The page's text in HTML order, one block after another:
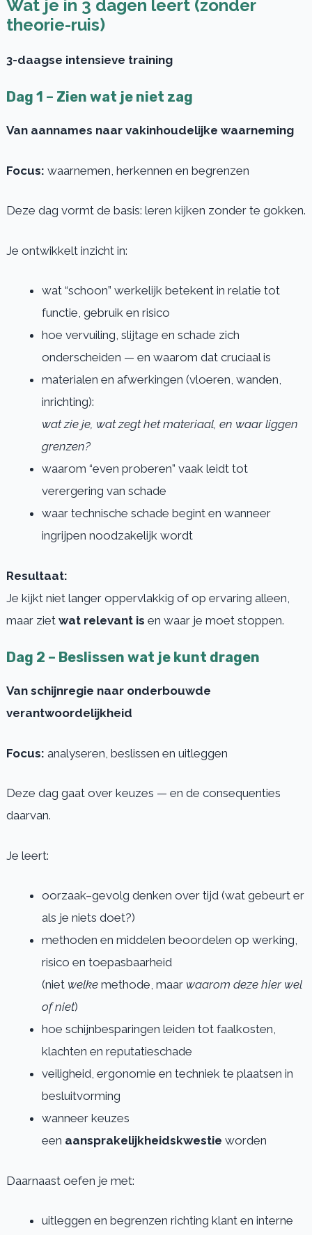
Wat je in 3 dagen leert (zonder
theorie-ruis)
3-daagse intensieve training
Dag 1 – Zien wat je niet zag
Van aannames naar vakinhoudelijke waarneming
Focus: waarnemen, herkennen en begrenzen
Deze dag vormt de basis: leren kijken zonder te gokken.
Je ontwikkelt inzicht in:
wat “schoon” werkelijk betekent in relatie tot
functie, gebruik en risico
hoe vervuiling, slijtage en schade zich
onderscheiden — en waarom dat cruciaal is
materialen en afwerkingen (vloeren, wanden,
inrichting):
wat zie je, wat zegt het materiaal, en waar liggen
grenzen?
waarom “even proberen” vaak leidt tot
verergering van schade
waar technische schade begint en wanneer
ingrijpen noodzakelijk wordt
Resultaat:
Je kijkt niet langer oppervlakkig of op ervaring alleen,
maar ziet wat relevant is en waar je moet stoppen.
Dag 2 – Beslissen wat je kunt dragen
Van schijnregie naar onderbouwde
verantwoordelijkheid
Focus: analyseren, beslissen en uitleggen
Deze dag gaat over keuzes — en de consequenties
daarvan.
Je leert:
oorzaak–gevolg denken over tijd (wat gebeurt er
als je niets doet?)
methoden en middelen beoordelen op werking,
risico en toepasbaarheid
(niet welkemethode, maar waarom deze hier wel
of niet)
hoe schijnbesparingen leiden tot faalkosten,
klachten en reputatieschade
veiligheid, ergonomie en techniek te plaatsen in
besluitvorming
wanneer keuzes
een aansprakelijkheidskwestie worden
Daarnaast oefen je met:
uitleggen en begrenzen richting klant en interne